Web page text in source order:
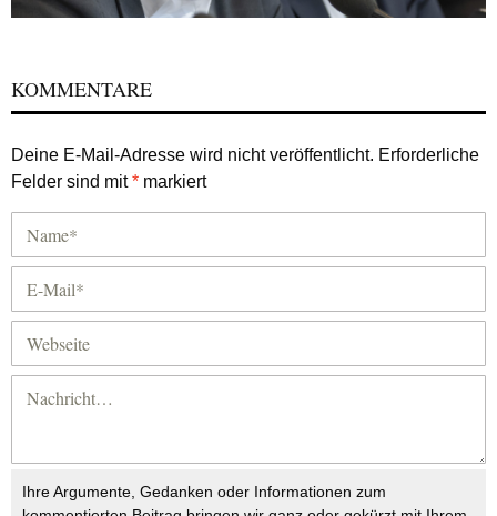
KOMMENTARE
Deine E-Mail-Adresse wird nicht veröffentlicht. Erforderliche
Felder sind mit* markiert
Ihre Argumente, Gedanken oder Informationen zum